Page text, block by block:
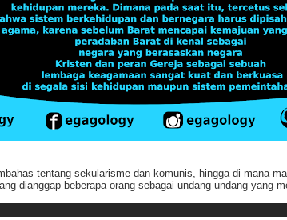
tentang sekularisme dan komunis, hingga di mana-
dianggap beberapa orang sebagai undang undang yang